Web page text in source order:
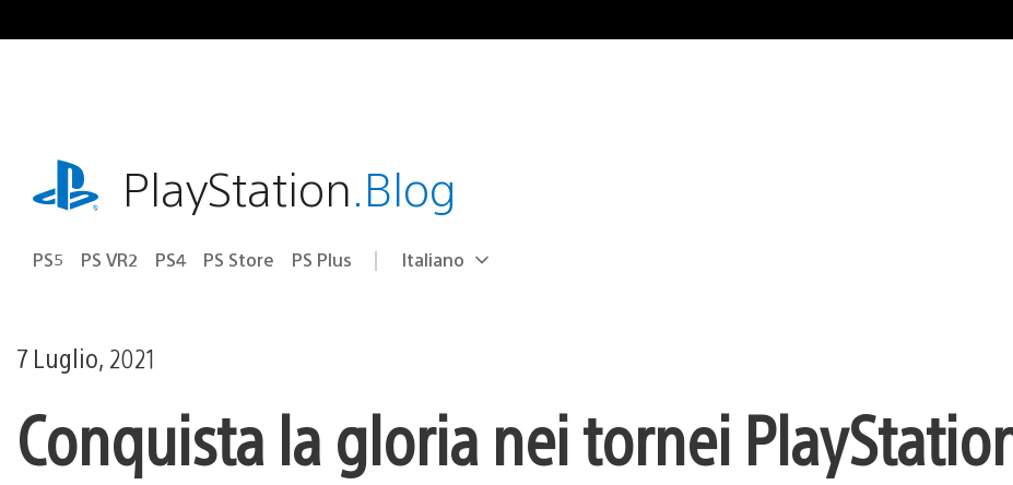
al
playstation.comPlayStation.Blog
PS5 PS VR2 PS4 PS Store PS Plus Seleziona
Regione
Italiano
7 Luglio, 2021
Conquista la gloria nei tornei